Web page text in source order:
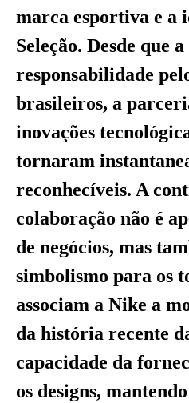
marca esportiva e a
Seleção. Desde que
responsabilidade
brasileiros, a
inovações
tornaram
reconhecíveis. A
colaboração não é
de negócios, mas
simbolismo para os
associam a Nike a
da história recente
capacidade da
os designs,